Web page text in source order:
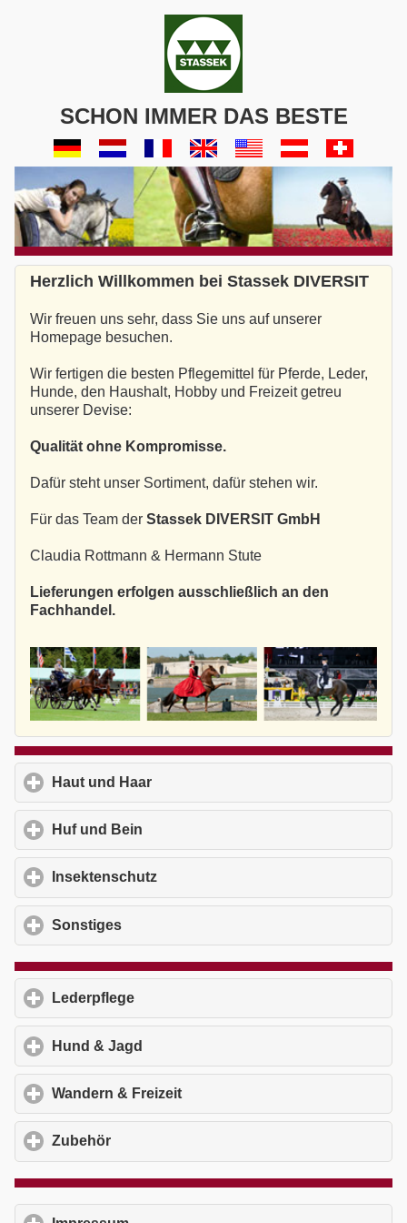
SCHON IMMER DAS BESTE
Herzlich Willkommen bei Stassek DIVERSIT
Wir freuen uns sehr, dass Sie uns auf unserer
Homepage besuchen.
Wir fertigen die besten Pflegemittel für Pferde, Leder,
Hunde, den Haushalt, Hobby und Freizeit getreu
unserer Devise:
Qualität ohne Kompromisse.
Dafür steht unser Sortiment, dafür stehen wir.
Für das Team der Stassek DIVERSIT GmbH
Claudia Rottmann & Hermann Stute
Lieferungen erfolgen ausschließlich an den
Fachhandel.
Haut und Haar
Huf und Bein
Insektenschutz
Sonstiges
Lederpflege
Hund & Jagd
Wandern & Freizeit
Zubehör